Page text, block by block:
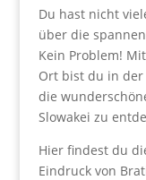
Du hast nicht
über die
Kein Problem!
Ort bist du in
die
Slowakei zu
Hier findest du
Eindruck von